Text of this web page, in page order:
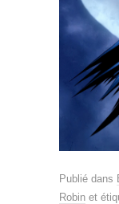
Publié dans
Robin et